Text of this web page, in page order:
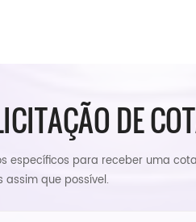
DE
específicos para receber uma
assim que possível.